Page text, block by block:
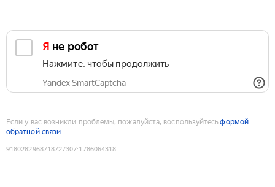
Я не робот
Нажмите, чтобы продолжить
Yandex SmartCaptcha
Если у вас возникли проблемы, пожалуйста, воспользуйтесьформой
обратной связи
9180282968718727307:1786064318